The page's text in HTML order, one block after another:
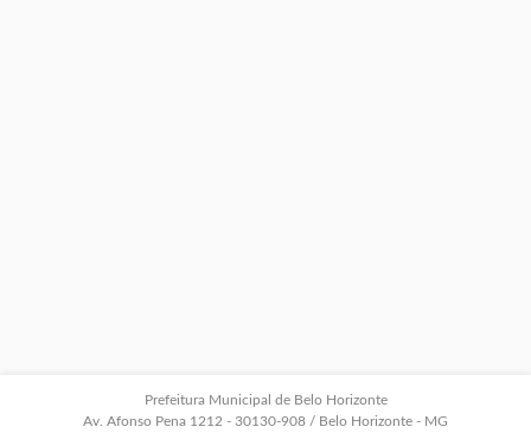
Prefeitura Municipal de Belo Horizonte
Av. Afonso Pena 1212 - 30130-908 / Belo Horizonte - MG